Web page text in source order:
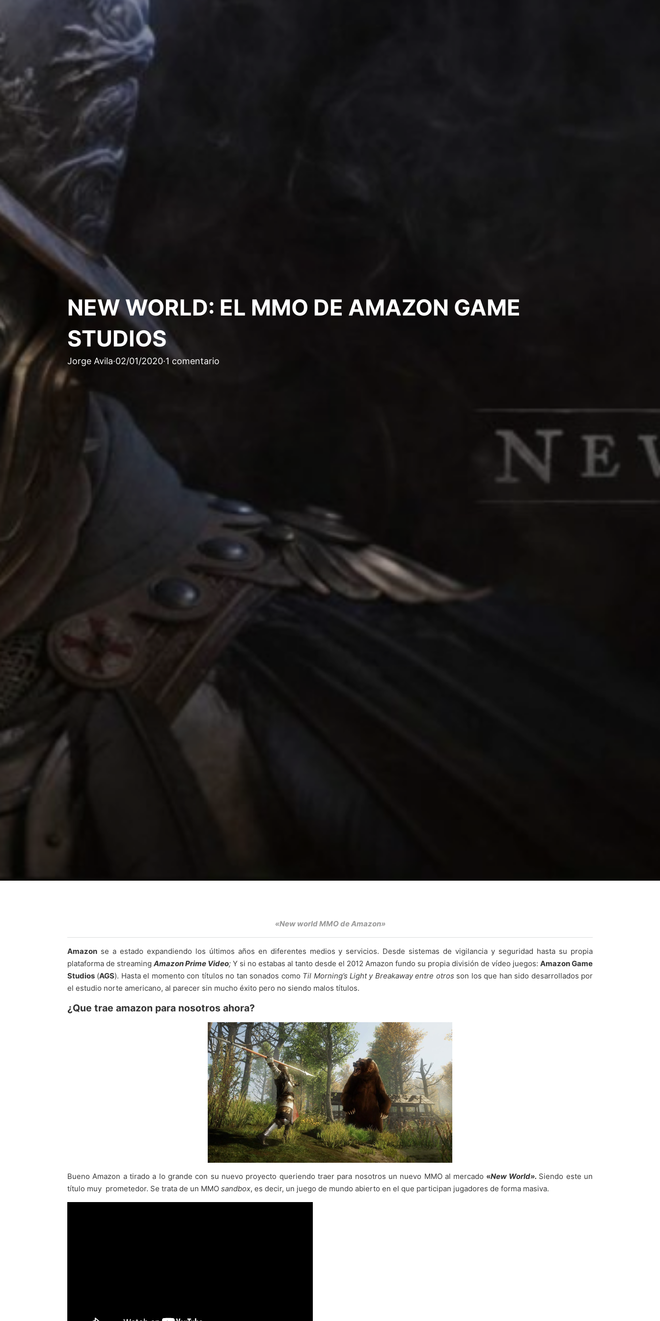
NEW WORLD: EL MMO DE AMAZON GAME
STUDIOS
Jorge Avila·02/01/2020·1 comentario
«New world MMO de Amazon»
Amazon se a estado expandiendo los últimos años en diferentes medios y servicios. Desde sistemas de vigilancia y seguridad hasta su propia
plataforma de streaming Amazon Prime Video; Y si no estabas al tanto desde el 2012 Amazon fundo su propia división de vídeo juegos: Amazon Game
Studios (AGS). Hasta el momento con títulos no tan sonados como Til Morning’s Light y Breakaway entre otros son los que han sido desarrollados por
el estudio norte americano, al parecer sin mucho éxito pero no siendo malos títulos.
¿Que trae amazon para nosotros ahora?
Bueno Amazon a tirado a lo grande con su nuevo proyecto queriendo traer para nosotros un nuevo MMO al mercado «New World». Siendo este un
título muy prometedor. Se trata de un MMO sandbox, es decir, un juego de mundo abierto en el que participan jugadores de forma masiva.